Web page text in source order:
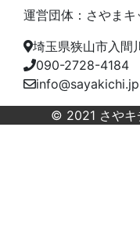
運営団体：さやま
埼玉県狭山市入間
090-2728-4184
info@sayakichi.jp
© 2021 さやキ